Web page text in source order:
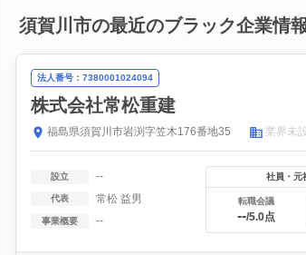
須賀川市の最近のブラック企業情
法人番号：7380001024094
株式会社常松重建
福島県須賀川市岩渕字笠木176番地35 業界未
設立 --
代表 常松 益男
事業概要 --
社員・元
転職会議
--/5.0点